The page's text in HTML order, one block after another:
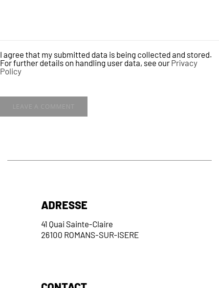
I agree that my submitted data is being collected and stored.
For further details on handling user data, see our Privacy
Policy
ADRESSE
41 Quai Sainte-Claire
26100 ROMANS-SUR-ISERE